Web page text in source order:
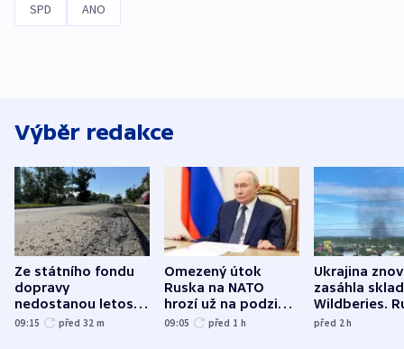
SPD ANO
Výběr redakce
Ze státního fondu
dopravy
nedostanou letos
kraje na silnice ani
09:15 před 32 m
Omezený útok
Ruska na NATO
hrozí už na podzim,
varují tajné služby
09:05 před 1 h
Ukrajina
zasáhla
Wildberies.
útočili v
před 2h